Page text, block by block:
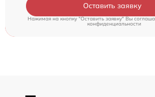
Оставить заявку
Нажимая на кнопку "Оставить заявку" Вы
конфиденциальности